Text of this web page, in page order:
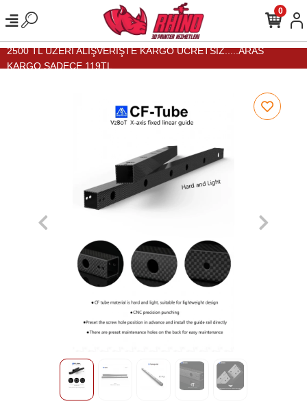
2500 TL ÜZERİ ALIŞVERİŞTE KARGO ÜCRETSİZ.....ARAS
KARGO SADECE 119TL...
0